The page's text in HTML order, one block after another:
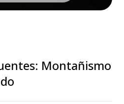
: Montañismo